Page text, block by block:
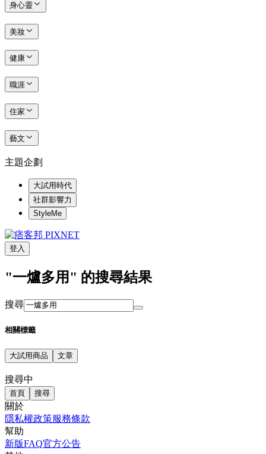
身心靈
美妝
健康
職涯
住家
藝文
主題企劃
大試用時代
社群影響力
StyleMe
登入
"一爐多用" 的搜尋結果
搜尋
相關標籤
大試用商品 文章
搜尋中
首頁 搜尋
關於
隱私權政策服務條款
幫助
新版FAQ官方公告